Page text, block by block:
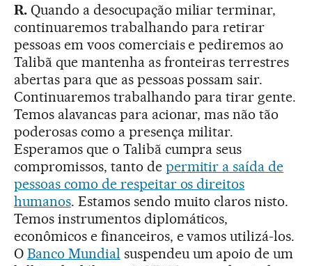
R.Quando a desocupação miliar terminar,
continuaremos trabalhando para retirar
pessoas em voos comerciais e pediremos ao
Talibã que mantenha as fronteiras terrestres
abertas para que as pessoas possam sair.
Continuaremos trabalhando para tirar gente.
Temos alavancas para acionar, mas não tão
poderosas como a presença militar.
Esperamos que o Talibã cumpra seus
compromissos, tanto de permitir a saída de
pessoas como de respeitar os direitos
humanos. Estamos sendo muito claros nisto.
Temos instrumentos diplomáticos,
econômicos e financeiros, e vamos utilizá-los.
O Banco Mundial suspendeu um apoio de um